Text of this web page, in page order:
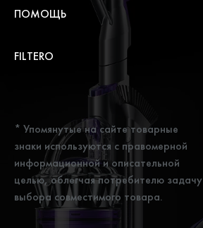
ПОМОЩЬ
FILTERO
* Упомянутые на сайте товарные
знаки используются с правомерной
информационной и описательной
целью, облегчая потребителю задачу
выбора совместимого товара.